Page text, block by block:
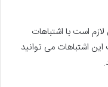
است با اشتباهات
این اشتباهات می توانید